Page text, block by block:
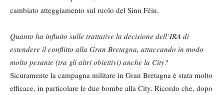
cambiato atteggiamento sul ruolo del Sinn Féin.
Quanto ha influito sulle trattative la decisione dell’IRA di
estendere il conflitto alla Gran Bretagna, attaccando in modo
molto pesante (tra gli altri obiettivi) anche la City?
Sicuramente la campagna militare in Gran Bretagna è stata molto
efficace, in particolare le due bombe alla City. Ricordo che, dopo